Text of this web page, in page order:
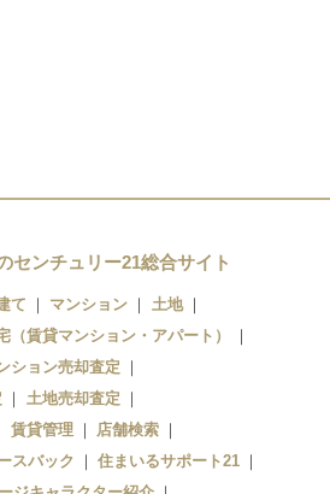
センチュリー21総合サイト
て マンション
土地
（賃貸マンション・アパート）
ション売却査定
土地売却査定
賃貸管理
店舗検索
スバック
住まいるサポート21